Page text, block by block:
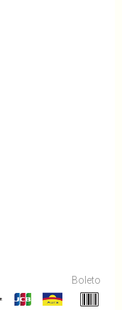
Boleto